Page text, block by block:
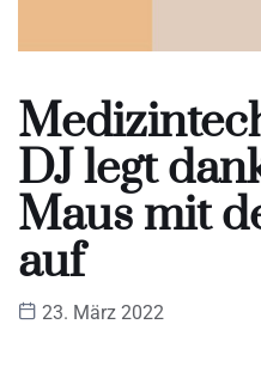
DJ legt
Maus mit
auf
23. März 2022